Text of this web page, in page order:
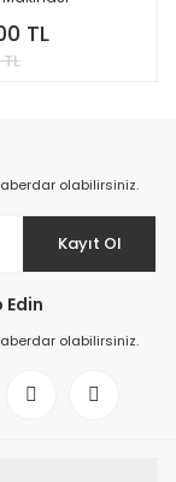
TL
olabilirsiniz.
Kayıt Ol
olabilirsiniz.